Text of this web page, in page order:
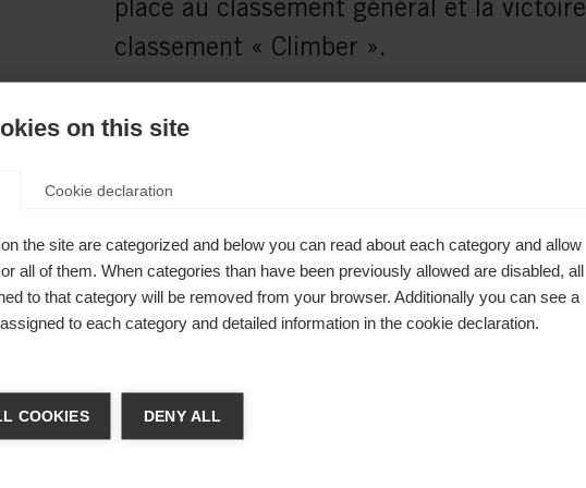
place au classement général et la
classement « Climber ».
Iversen a confirmé ses ambitions olympiques en
cinquième place au classement général et la
« Climber ».
junior Lars Heggen,
de Norvège, n'a pas montré le
les grands noms lors de ses
de langue
on this site
Cookie declaration
the site are categorized and below you can read about each category and allow
all of them. When categories than have been previously allowed are disabled, all
to that category will be removed from your browser. Additionally you can see a
to each category and detailed information in the cookie declaration.
COOKIES DENY ALL